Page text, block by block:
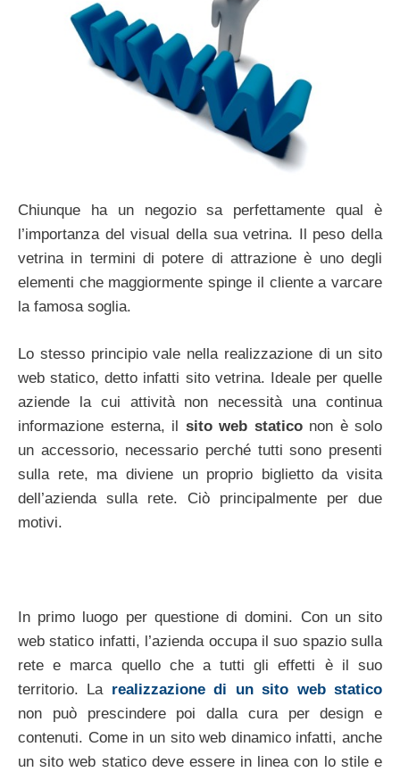
Chiunque ha un negozio sa perfettamente qual è
l’importanza del visual della sua vetrina. Il peso della
vetrina in termini di potere di attrazione è uno degli
elementi che maggiormente spinge il cliente a varcare
la famosa soglia.
Lo stesso principio vale nella realizzazione di un sito
web statico, detto infatti sito vetrina. Ideale per quelle
aziende la cui attività non necessità una continua
informazione esterna, il sito web staticonon è solo
un accessorio, necessario perché tutti sono presenti
sulla rete, ma diviene un proprio biglietto da visita
dell’azienda sulla rete. Ciò principalmente per due
motivi.
In primo luogo per questione di domini. Con un sito
web statico infatti, l’azienda occupa il suo spazio sulla
rete e marca quello che a tutti gli effetti è il suo
territorio. La realizzazione di un sito web statico
non può prescindere poi dalla cura per design e
contenuti. Come in un sito web dinamico infatti, anche
un sito web statico deve essere in linea con lo stile e